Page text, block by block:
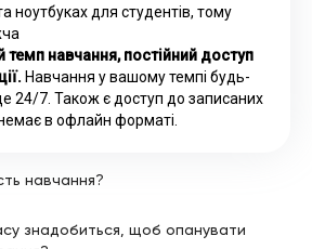
ноутбуках для студентів, тому
навчання, постійний доступ
Навчання у вашому темпі будь-
24/7. Також є доступ до записаних
в офлайн форматі.
навчання?
знадобиться, щоб опанувати